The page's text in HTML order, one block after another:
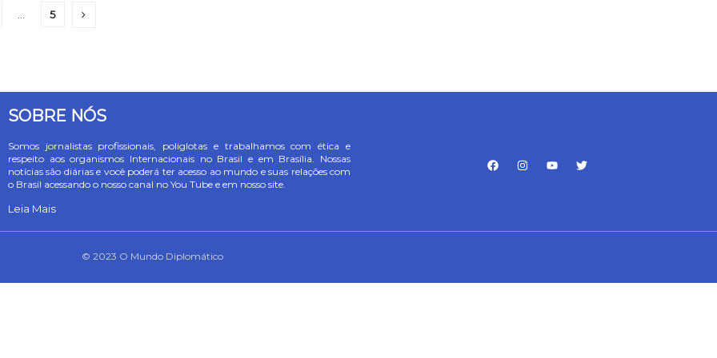
… 5
SOBRE NÓS
Somos jornalistas profissionais, poliglotas e trabalhamos com ética e
respeito aos organismos Internacionais no Brasil e em Brasília. Nossas
notícias são diárias e você poderá ter acesso ao mundo e suas relações com
o Brasil acessando o nosso canal no You Tube e em nosso site.
Leia Mais
© 2023 O Mundo Diplomático